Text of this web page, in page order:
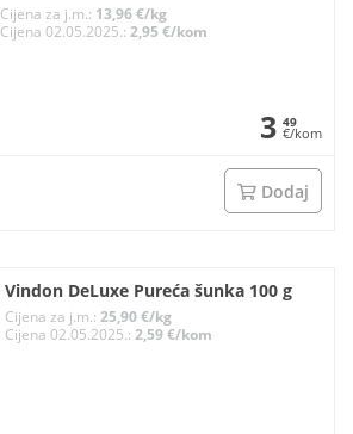
Cijena za j.m.: 13,96 €/kg
Cijena 02.05.2025.:2,95 €/kom
3 49
€/kom
Dodaj
Vindon DeLuxe Pureća šunka 100 g
Cijena za j.m.: 25,90 €/kg
Cijena 02.05.2025.: 2,59 €/kom